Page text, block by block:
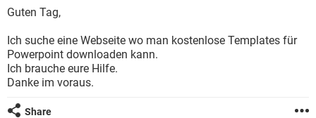
WHATSAPP
WINDOWS 10
WHATSAPP TIKTOK
FACEBOOK
SPIELE
WINDOWS 10
WHATSAPP
FACEBOOK
Guten Tag,
Ich suche eine Webseite wo man kostenlose Templates für
Powerpoint downloaden kann.
Ich brauche eure Hilfe.
Danke im voraus.
Share